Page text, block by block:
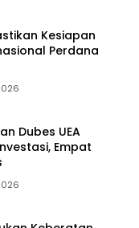
Kesiapan
Perdana
Dubes UEA
Empat